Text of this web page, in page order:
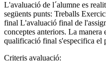
L'avaluació de l´alumne es
següents punts: Treballs
final L'avaluació final de
conceptes anteriors. La
qualificació final s'especifica el
Criteris avaluació: